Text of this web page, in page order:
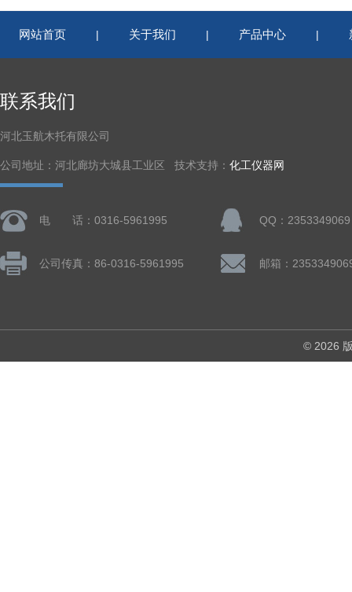
网站首页 | 关于我们 | 产品中心 |
联系我们
河北玉航木托有限公司
公司地址：河北廊坊大城县工业区 技术支持： 化工仪器网
电 话：0316-5961995 QQ：2353349069
公司传真：86-0316-5961995 邮箱：
© 2026